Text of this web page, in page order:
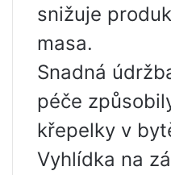
snižuje
masa.
Snadná
péče
křepelky v
Vyhlídka na